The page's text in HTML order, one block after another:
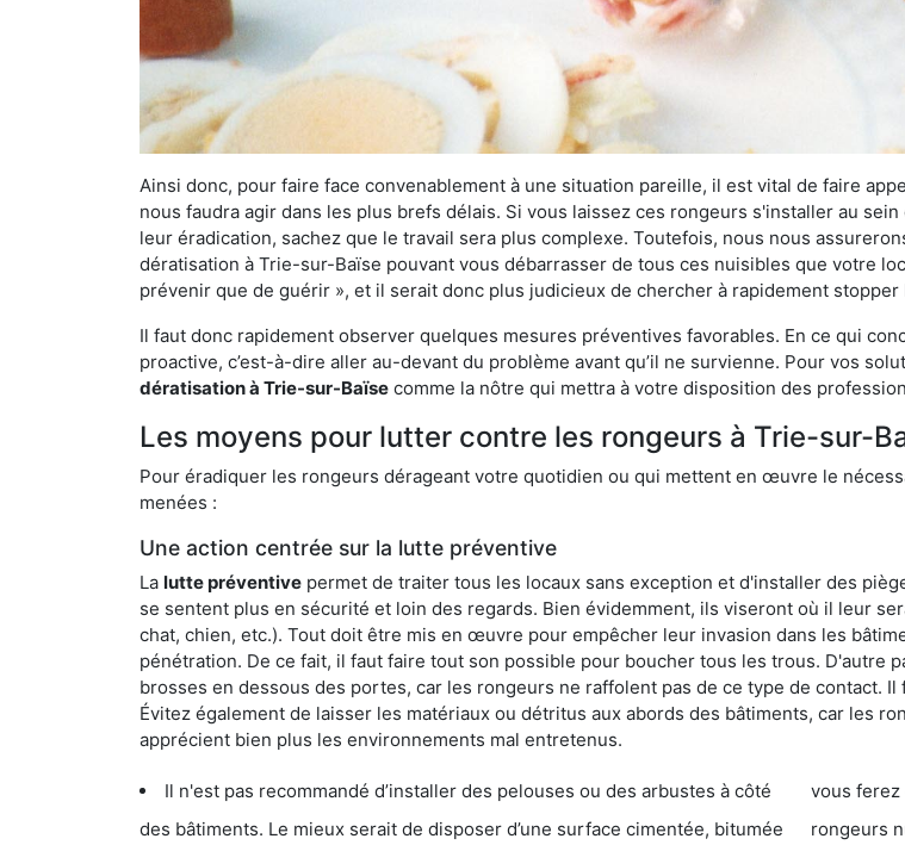
Ainsi donc, pour faire face convenablement à une situation pareille, il est vital de faire
nous faudra agir dans les plus brefs délais. Si vous laissez ces rongeurs s'installer au
leur éradication, sachez que le travail sera plus complexe. Toutefois, nous nous
dératisation à Trie-sur-Baïse pouvant vous débarrasser de tous ces nuisibles que votre
prévenir que de guérir », et il serait donc plus judicieux de chercher à rapidement
Il faut donc rapidement observer quelques mesures préventives favorables. En ce qui
proactive, c’est-à-dire aller au-devant du problème avant qu’il ne survienne. Pour vos
dératisation à Trie-sur-Baïse comme la nôtre qui mettra à votre disposition des
Les moyens pour lutter contre les rongeurs à Trie-sur-
Pour éradiquer les rongeurs dérageant votre quotidien ou qui mettent en œuvre le
menées :
Une action centrée sur la lutte préventive
La lutte préventive permet de traiter tous les locaux sans exception et d'installer des
se sentent plus en sécurité et loin des regards. Bien évidemment, ils viseront où il leur
chat, chien, etc.). Tout doit être mis en œuvre pour empêcher leur invasion dans les
pénétration. De ce fait, il faut faire tout son possible pour boucher tous les trous. D'autre
brosses en dessous des portes, car les rongeurs ne raffolent pas de ce type de contact.
Évitez également de laisser les matériaux ou détritus aux abords des bâtiments, car les
apprécient bien plus les environnements mal entretenus.
Il n'est pas recommandé d’installer des pelouses ou des arbustes à côté
des bâtiments. Le mieux serait de disposer d’une surface cimentée, bitumée
vous ferez
rongeurs